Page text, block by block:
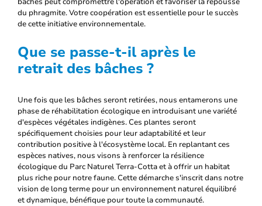
du phragmite. Votre coopération est essentielle pour le succès
de cette initiative environnementale.
Que se passe-t-il après le
retrait des bâches ?
Une fois que les bâches seront retirées, nous entamerons une
phase de réhabilitation écologique en introduisant une variété
d'espèces végétales indigènes. Ces plantes seront
spécifiquement choisies pour leur adaptabilité et leur
contribution positive à l'écosystème local. En replantant ces
espèces natives, nous visons à renforcer la résilience
écologique du Parc Naturel Terra-Cotta et à offrir un habitat
plus riche pour notre faune. Cette démarche s'inscrit dans notre
vision de long terme pour un environnement naturel équilibré
et dynamique, bénéfique pour toute la communauté.